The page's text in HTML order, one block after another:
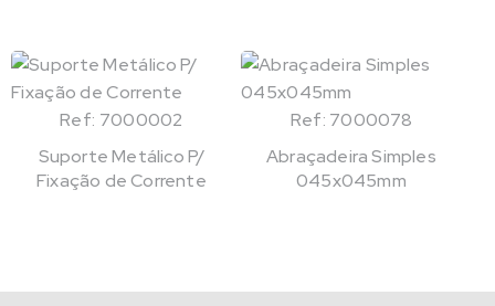
Ref: 7000002
Suporte Metálico P/
Fixação de Corrente
Ref: 7000078
Abraçadeira Simples
045x045mm